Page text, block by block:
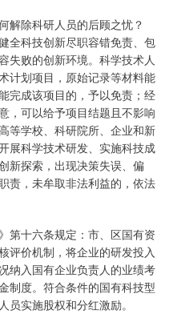
除科研人员的后顾之忧？
全科技创新尽职容错免责、包
失败的创新环境。科学技术人
计划项目，原始记录等材料能
完成该项目的，予以免责；经
，可以给予项目结题且不影响
等学校、科研院所、企业和新
展科学技术研发、实施科技成
新探索，出现决策失误、偏
责，未牟取非法利益的，依法
十六条规定：市、区国有资
评价机制，将企业的研发投入
纳入国有企业负责人的业绩考
制度。符合条件的国有科技型
实施股权和分红激励。